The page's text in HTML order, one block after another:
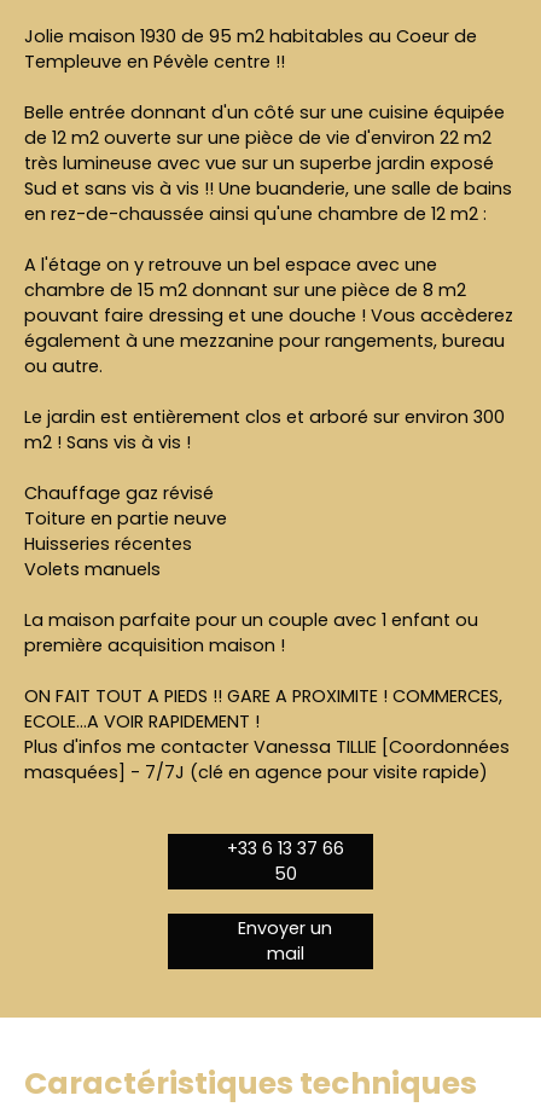
Jolie maison 1930 de 95 m2 habitables au Coeur de
Templeuve en Pévèle centre !!
Belle entrée donnant d'un côté sur une cuisine équipée
de 12 m2 ouverte sur une pièce de vie d'environ 22 m2
très lumineuse avec vue sur un superbe jardin exposé
Sud et sans vis à vis !! Une buanderie, une salle de bains
en rez-de-chaussée ainsi qu'une chambre de 12 m2 :
A l'étage on y retrouve un bel espace avec une
chambre de 15 m2 donnant sur une pièce de 8 m2
pouvant faire dressing et une douche ! Vous accèderez
également à une mezzanine pour rangements, bureau
ou autre.
Le jardin est entièrement clos et arboré sur environ 300
m2 ! Sans vis à vis !
Chauffage gaz révisé
Toiture en partie neuve
Huisseries récentes
Volets manuels
La maison parfaite pour un couple avec 1 enfant ou
première acquisition maison !
ON FAIT TOUT A PIEDS !! GARE A PROXIMITE ! COMMERCES,
ECOLE...A VOIR RAPIDEMENT !
Plus d'infos me contacter Vanessa TILLIE [Coordonnées
masquées] - 7/7J (clé en agence pour visite rapide)
+33 6 13 37 66
50
Envoyer un
mail
Caractéristiques techniques